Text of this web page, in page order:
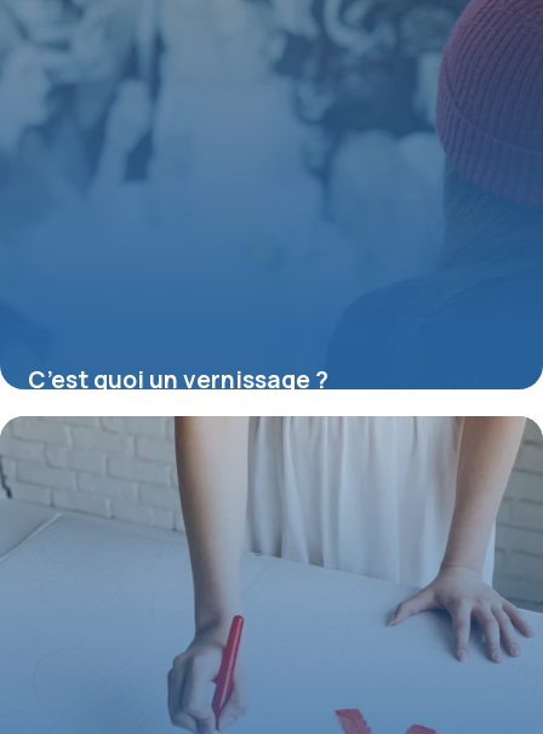
C’est quoi un vernissage ?
16 juillet 2026